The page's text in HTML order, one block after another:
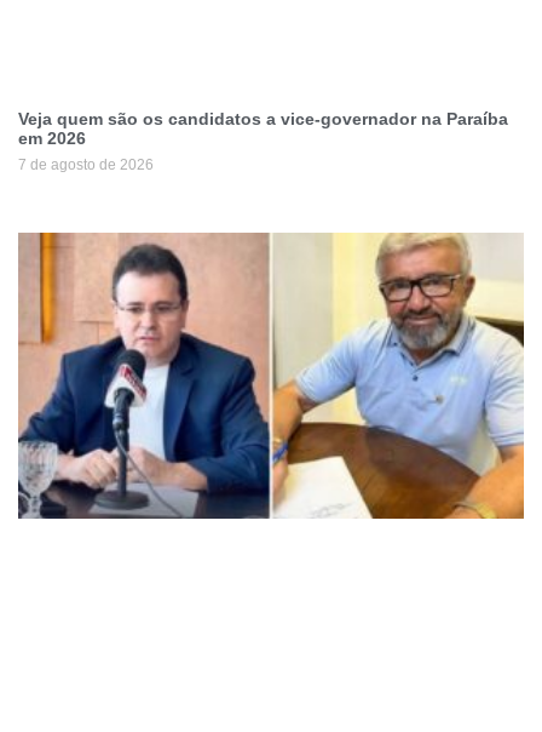
Veja quem são os candidatos a vice-governador na Paraíba
em 2026
7 de agosto de 2026